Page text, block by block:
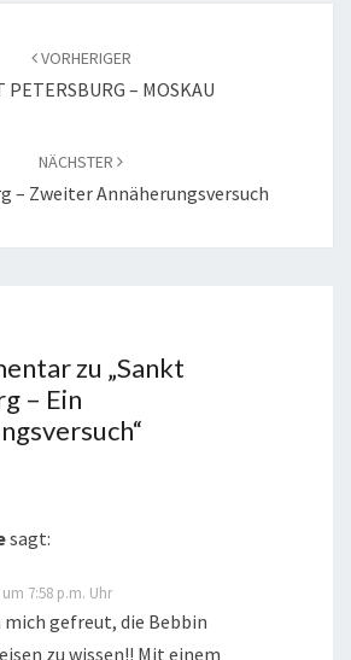
VORHERIGER
PETERSBURG – MOSKAU
NÄCHSTER
– Zweiter Annäherungsversuch
zu „Sankt
– Ein
“
sagt:
7:58 p.m. Uhr
mich gefreut, die Bebbin
zu wissen!! Mit einem